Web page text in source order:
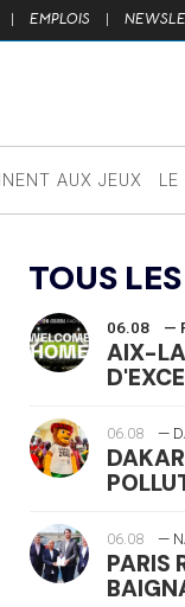
| EMPLOIS |
AUX JEUX LE
TOUS
06.08 —
AIX-
06.08 —
06.08 —
PARIS